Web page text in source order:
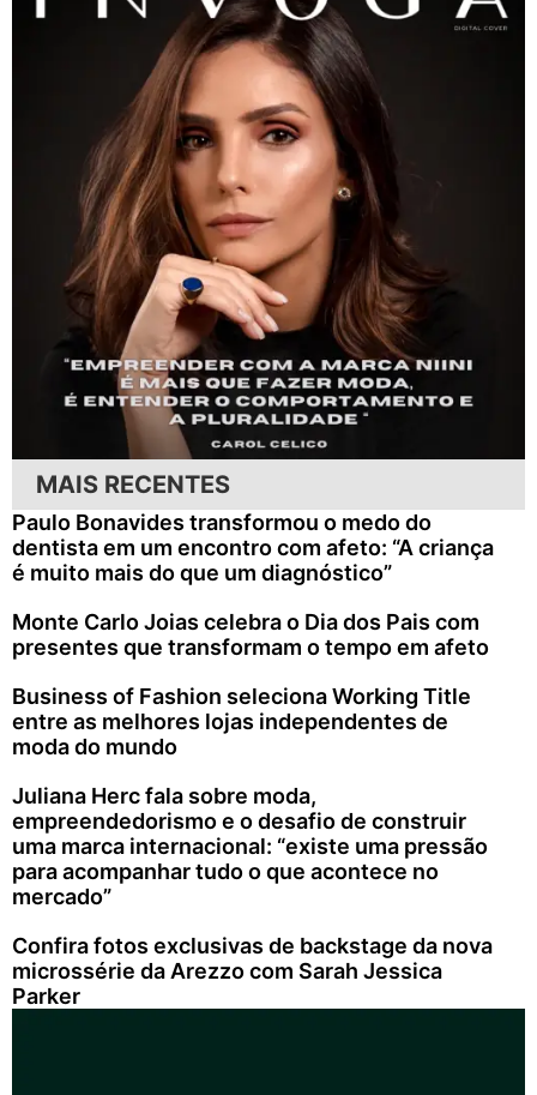
MAIS RECENTES
Paulo Bonavides transformou o medo do
dentista em um encontro com afeto: “A criança
é muito mais do que um diagnóstico”
Monte Carlo Joias celebra o Dia dos Pais com
presentes que transformam o tempo em afeto
Business of Fashion seleciona Working Title
entre as melhores lojas independentes de
moda do mundo
Juliana Herc fala sobre moda,
empreendedorismo e o desafio de construir
uma marca internacional: “existe uma pressão
para acompanhar tudo o que acontece no
mercado”
Confira fotos exclusivas de backstage da nova
microssérie da Arezzo com Sarah Jessica
Parker